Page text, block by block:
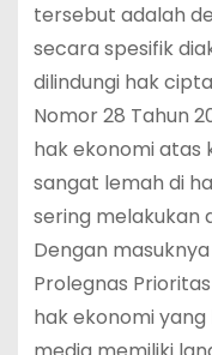
tersebut adalah
secara spesifik
dilindungi hak
Nomor 28 Tahun
hak ekonomi atas
sangat lemah di
sering melakukan
Dengan
Prolegnas
hak ekonomi